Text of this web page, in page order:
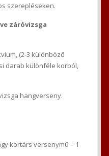
szerepléseken.
záróvizsga
(2-3 különböző
darab különféle korból,
hangverseny.
kortárs versenymű – 1